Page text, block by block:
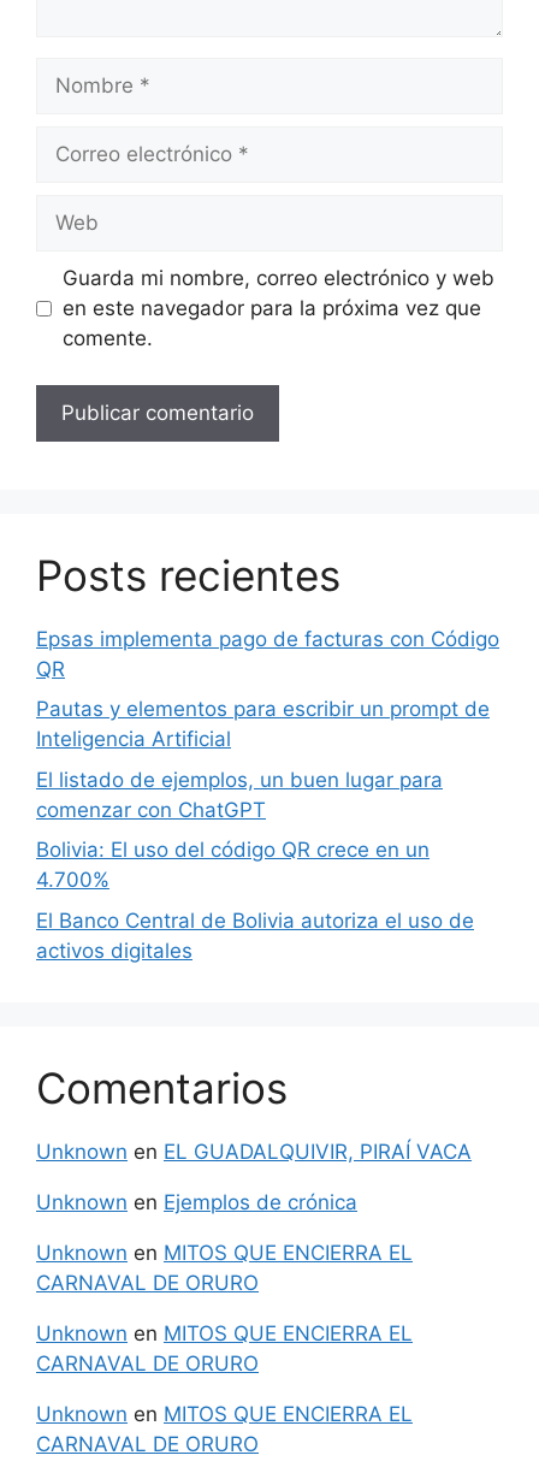
Nombre
Correo
Web
Guarda mi nombre, correo electrónico y web
en este navegador para la próxima vez que
comente.
Posts recientes
Epsas implementa pago de facturas con Código
QR
Pautas y elementos para escribir un prompt de
Inteligencia Artificial
El listado de ejemplos, un buen lugar para
comenzar con ChatGPT
Bolivia: El uso del código QR crece en un
4.700%
El Banco Central de Bolivia autoriza el uso de
activos digitales
Comentarios
Unknown en EL GUADALQUIVIR, PIRAÍ VACA
Unknown en Ejemplos de crónica
Unknown en MITOS QUE ENCIERRA EL
CARNAVAL DE ORURO
Unknown en MITOS QUE ENCIERRA EL
CARNAVAL DE ORURO
Unknown en MITOS QUE ENCIERRA EL
CARNAVAL DE ORURO